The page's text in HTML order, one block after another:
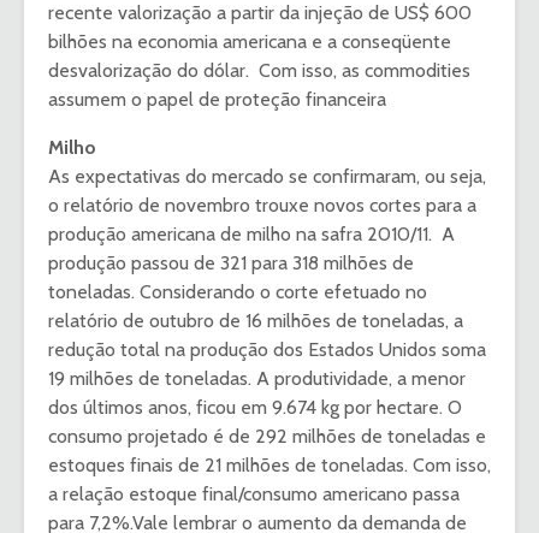
recente valorização a partir da injeção de US$ 600
bilhões na economia americana e a conseqüente
desvalorização do dólar. Com isso, as commodities
assumem o papel de proteção financeira
Milho
As expectativas do mercado se confirmaram, ou seja,
o relatório de novembro trouxe novos cortes para a
produção americana de milho na safra 2010/11. A
produção passou de 321 para 318 milhões de
toneladas. Considerando o corte efetuado no
relatório de outubro de 16 milhões de toneladas, a
redução total na produção dos Estados Unidos soma
19 milhões de toneladas. A produtividade, a menor
dos últimos anos, ficou em 9.674 kg por hectare. O
consumo projetado é de 292 milhões de toneladas e
estoques finais de 21 milhões de toneladas. Com isso,
a relação estoque final/consumo americano passa
para 7,2%.Vale lembrar o aumento da demanda de